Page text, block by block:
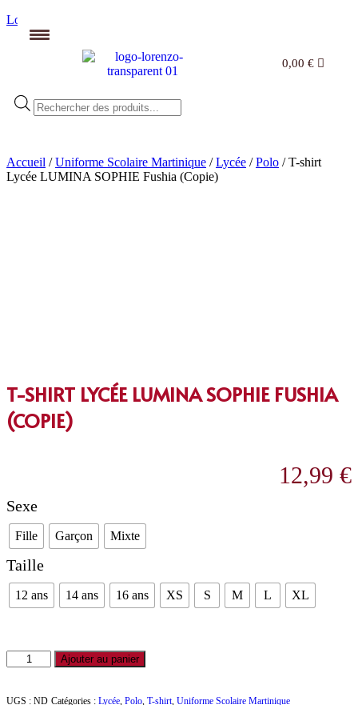
Lorenzo
0,00 €
Accueil /Uniforme Scolaire Martinique /Lycée /Polo / T-shirt
Lycée LUMINA SOPHIE Fushia (Copie)
T-SHIRT LYCÉE LUMINA SOPHIE FUSHIA
(COPIE)
12,99 €
Sexe
Fille Garçon Mixte
Taille
12 ans 14 ans 16 ans XS S M L XL
Ajouter au panier
UGS : ND Catégories : Lycée, Polo, T-shirt, Uniforme Scolaire Martinique